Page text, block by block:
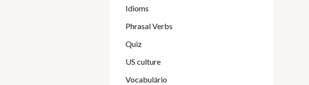
Idioms
Phrasal Verbs
Quiz
US culture
Vocabulário